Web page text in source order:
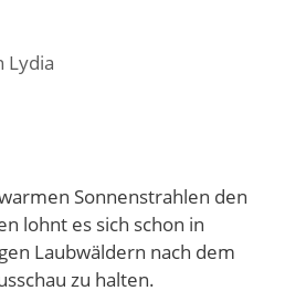
Lydia
Sonnenstrahlen den
lohnt es sich schon in
Laubwäldern nach dem
zu halten.